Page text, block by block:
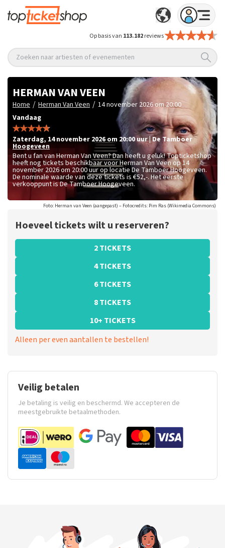
Op basis van 113.182reviews
Zoeken naar artiesten of evenementen
HERMAN VAN VEEN
Home / Herman Van Veen / 14 november 2026 om 20:00
Vandaag
zaterdag, 14 november 2026 om 20:00uur|De Tamboer
Hoogeveen
Bent u fan van Herman Van Veen? Dan heeft u geluk! Topticketshop
heeft nog tickets beschikbaar voor Herman Van Veen op 14
november 2026 om 20:00 uur op locatie De Tamboer Hoogeveen.
De nominale waarde van deze tickets is €52,-. Het eerste
verkooppunt is De Tamboer Hoogeveen.
Foto: Herman van Veen (aangepast) – Fotocredits: Pim Ras (Wikimedia Commons)
Hoeveel tickets wilt u reserveren?
2 TICKETS
4 TICKETS
6 TICKETS
8 TICKETS
10+ TICKETS
Alleen per even aantallen te bestellen!
Veilig betalen
Je betaling is veilig en beschermd. We accepteren de
meestgebruikte betaalmethoden.